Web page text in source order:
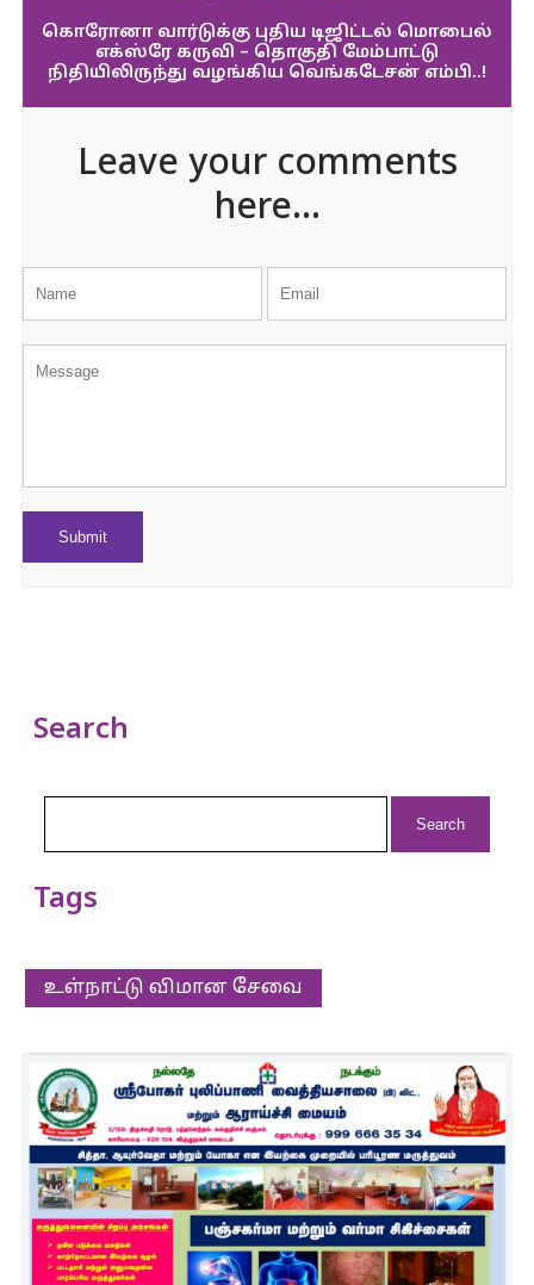
கொரோனா வார்டுக்கு புதிய டிஜிட்டல் மொபைல்
எக்ஸ்ரே கருவி – தொகுதி மேம்பாட்டு
நிதியிலிருந்து வழங்கிய வெங்கடேசன் எம்பி..!
Leave your comments
here...
Search
Tags
உள்நாட்டு விமான சேவை